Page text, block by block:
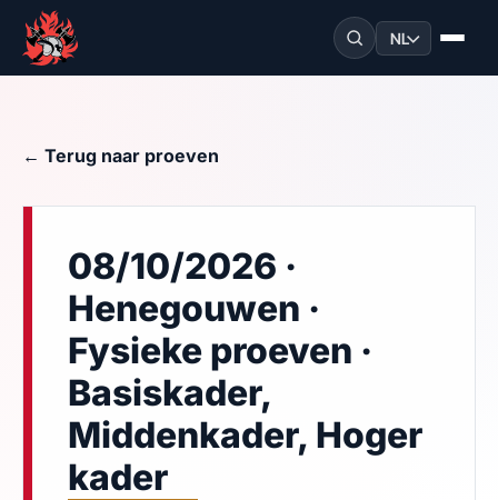
NL
← Terug naar proeven
08/10/2026 ·
Henegouwen ·
Fysieke proeven ·
Basiskader,
Middenkader, Hoger
kader